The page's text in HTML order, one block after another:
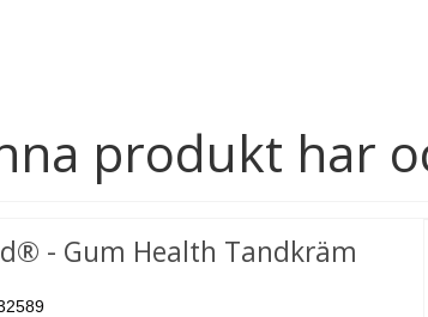
produkt har
- Gum Health Tandkräm